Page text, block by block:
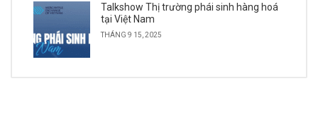
Talkshow Thị trường phái sinh hàng hoá
tại Việt Nam
THÁNG 9 15, 2025